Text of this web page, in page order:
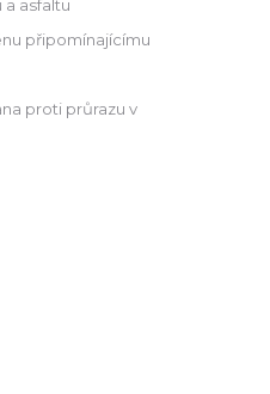
asfaltu
připomínajícímu
proti průrazu v